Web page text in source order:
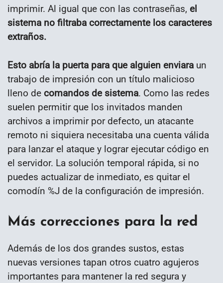
imprimir. Al igual que con las contraseñas, el
sistema no filtraba correctamente los caracteres
extraños.
Esto abría la puerta para que alguien enviara un
trabajo de impresión con un título malicioso
lleno de comandos de sistema. Como las redes
suelen permitir que los invitados manden
archivos a imprimir por defecto, un atacante
remoto ni siquiera necesitaba una cuenta válida
para lanzar el ataque y lograr ejecutar código en
el servidor. La solución temporal rápida, si no
puedes actualizar de inmediato, es quitar el
comodín %J de la configuración de impresión.
Más correcciones para la red
Además de los dos grandes sustos, estas
nuevas versiones tapan otros cuatro agujeros
importantes para mantener la red segura y